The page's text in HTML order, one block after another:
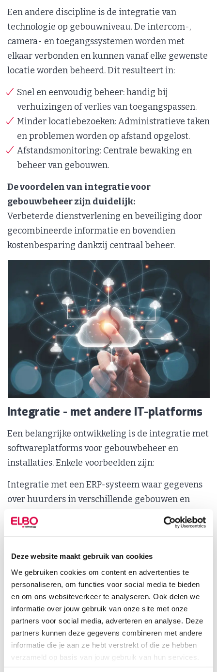
Deze website maakt gebruik van cookies
We gebruiken cookies om content en advertenties te
personaliseren, om functies voor social media te bieden
en om ons websiteverkeer te analyseren. Ook delen we
informatie over jouw gebruik van onze site met onze
partners voor social media, adverteren en analyse. Deze
partners kunnen deze gegevens combineren met andere
informatie die je aan ze hebt verstrekt of die ze hebben
verzameld op basis van jouw gebruik van hun services.
Een andere discipline is de integratie van
technologie op gebouwniveau. De intercom-,
camera- en toegangssystemen worden met
elkaar verbonden en kunnen vanaf elke gewenste
locatie worden beheerd. Dit resulteert in:
Snel en eenvoudig beheer: handig bij
verhuizingen of verlies van toegangspassen.
Minder locatiebezoeken: Administratieve taken
en problemen worden op afstand opgelost.
Afstandsmonitoring: Centrale bewaking en
beheer van gebouwen.
De voordelen van integratie voor
gebouwbeheer zijn duidelijk:
Verbeterde dienstverlening en beveiliging door
gecombineerde informatie en bovendien
kostenbesparing dankzij centraal beheer.
Integratie - met andere IT-platforms
Een belangrijke ontwikkeling is de integratie met
softwareplatforms voor gebouwbeheer en
installaties. Enkele voorbeelden zijn:
Integratie met een ERP-systeem waar gegevens
over huurders in verschillende gebouwen en
Integratie met een hospitality-app voor
bezoekers bij de voordeur.
Integratie met een gebouwbeheerplatform welke
data uit toegangscontrole en CCTV inleest,
meldingen geeft over batterijstatus en
benodigde updates, wat resulteert in een
krachtig instrument dat storingen en uitval van
producten voorkomt.
Snelle implementatie van nieuwe